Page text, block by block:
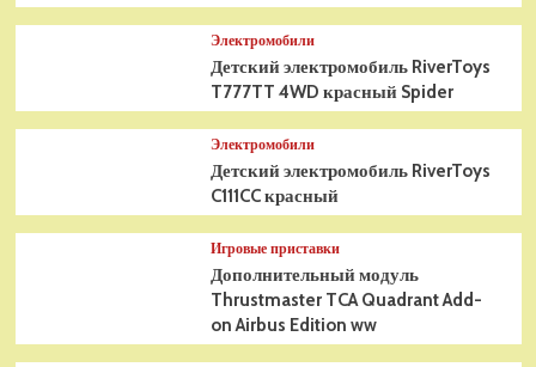
Электромобили
Детский электромобиль RiverToys
T777TT 4WD красный Spider
Электромобили
Детский электромобиль RiverToys
C111CC красный
Игровые приставки
Дополнительный модуль
Thrustmaster TCA Quadrant Add-
on Airbus Edition ww